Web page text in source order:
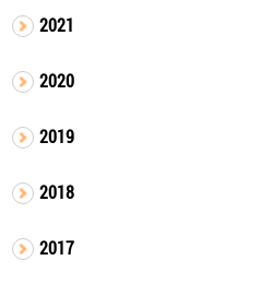
2021
2020
2019
2018
2017